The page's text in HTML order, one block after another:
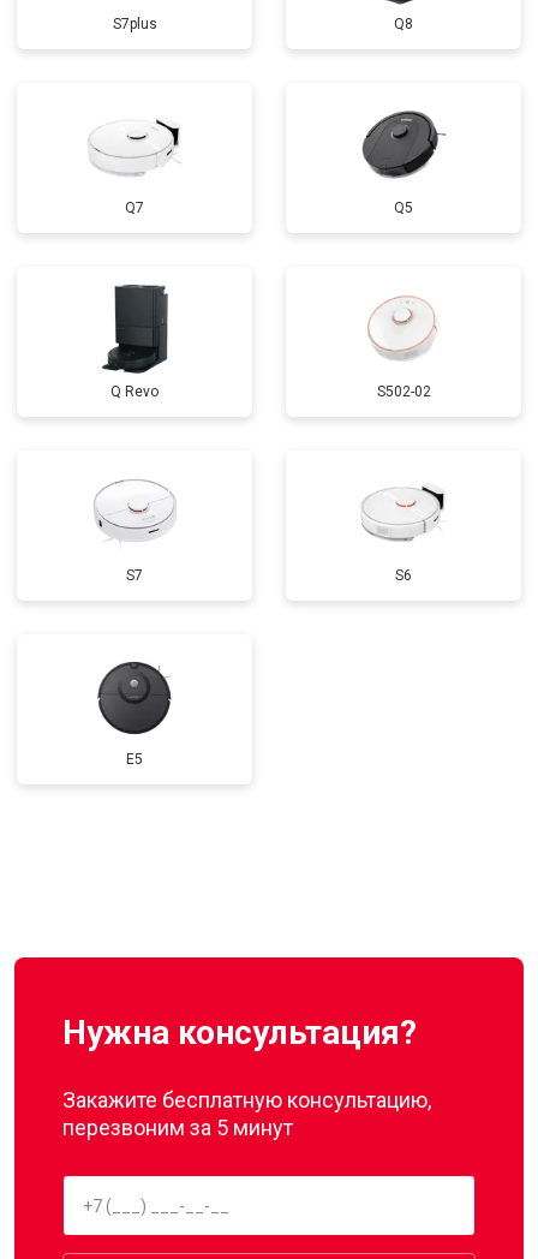
S7plus Q8
Q7 Q5
Q Revo S502-02
S7 S6
E5
Нужна консультация?
Закажите бесплатную консультацию,
перезвоним за 5 минут